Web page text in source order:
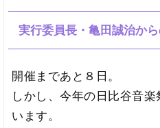
実行委員長・亀田誠治か
開催まであと８日。
しかし、今年の日比谷音
います。